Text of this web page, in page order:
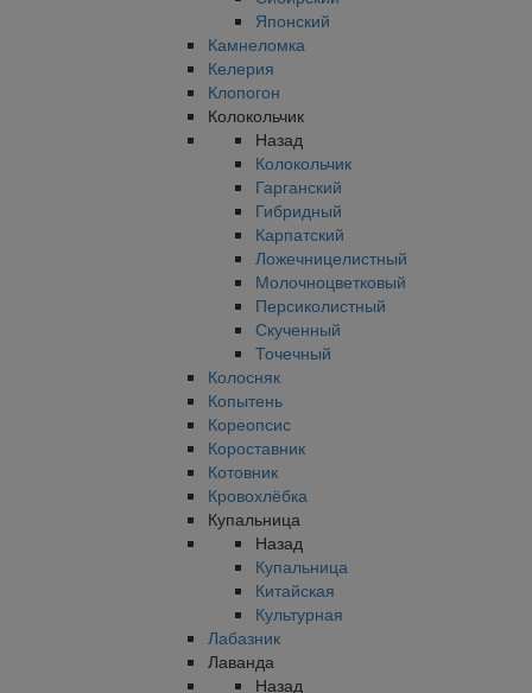
Японский
Камнеломка
Келерия
Клопогон
Колокольчик
Назад
Колокольчик
Гарганский
Гибридный
Карпатский
Ложечницелистный
Молочноцветковый
Персиколистный
Скученный
Точечный
Колосняк
Копытень
Кореопсис
Короставник
Котовник
Кровохлёбка
Купальница
Назад
Купальница
Китайская
Культурная
Лабазник
Лаванда
Назад